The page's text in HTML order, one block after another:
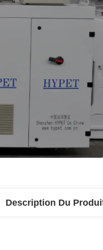
Description Du